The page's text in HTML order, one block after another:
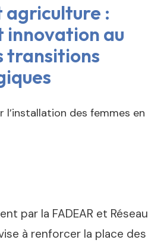
agriculture :
innovation au
transitions
l’installation des femmes en
par la FADEAR et Réseau
à renforcer la place des